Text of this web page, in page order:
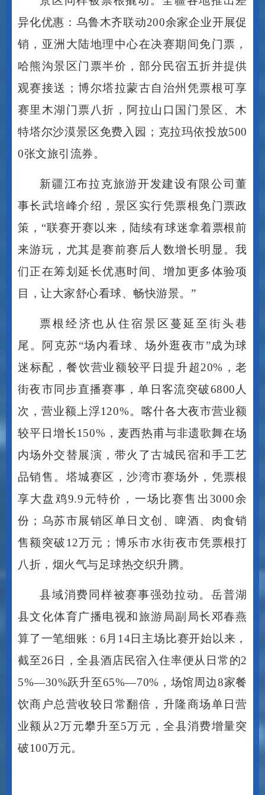
异化优惠：乌鲁木齐联动200余家企业开展促
销，亚洲大陆地理中心在决赛期间免门票，
哈熊沟景区门票半价，部分民宿五折并提供
观赛接送；博尔塔拉蒙古自治州凭票根可享
赛里木湖门票八折，阿拉山口国门景区、木
特塔尔沙漠景区免费入园；克拉玛依投放500
0张文旅引流券。
事长武培峰介绍，景区实行凭票根免门票政
策，“联赛开赛以来，陆续有球迷拿着票根前
来游玩，尤其是赛前赛后人数增长明显。我
们正在筹划延长优惠时间、增加更多体验项
目，让大家舒心看球、畅快游景。”
尾。阿克苏 “场内看球、场外逛夜市”成为球
迷标配，餐饮营业额较平日提升超20%，老
街夜市同步直播赛事，单日客流突破6800人
次，营业额上浮120%。喀什各大夜市营业额
较平日增长150%，麦西热甫与非遗歌舞在场
内场外交替展演，带火了古城民宿和手工艺
品销售。塔城赛区，沙湾市赛场外，凭票根
享大盘鸡9.9元特价，一场比赛售出3000余
份；乌苏市展销区单日文创、啤酒、肉食销
售额突破12万元；博乐市水街夜市凭票根打
八折，烟火气与足球热交织升腾。
县文化体育广播电视和旅游局副局长邓春燕
算了一笔细账：6月14日主场比赛开始以来，
截至26日，全县酒店民宿入住率便从日常的2
5%—30%跃升至65%—70%，场馆周边8家餐
饮商户总营收较日常翻倍，升隆商场单日营
业额从2万元攀升至5万元，全县消费增量突
破100万元。